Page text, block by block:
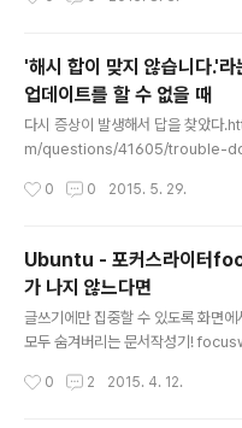
게임속 재화와 이어지는 수순은... 이
이트가 대부분이었구나.도착한 책들
기 룰 메이커국내도서저자 : 이제형,
앤선(지&선) 2015.06.29상세보기
베리 파이국내도서저자 : 에벤 업튼,
영,전우영역출판 : 지앤선(지&선)
거침없이 배우는 자바스크립트 & 제
2015.04.30상세보기 코드 품질 시
'해시 합이 맞지 않습니다.'
업데이트를 할 수 없을 때
다시 증상이 발생해서 답을 찾았
m/questions/41605/trouble-
$ apt-get clean $ rm -rf /var/
pgrade 나는 우분투의 저장소로
net'을 선호하는 편이다. 다음을 좋
상적으로 업그레이드가 되지 않아서
뒀는데, 다음과 같은 상황이 발생했
민국 서버'를 선택하고 진행한다. 변
0 0 2015. 5. 29.
Ubuntu - 포커스라이터
가 나지 않느다면
글쓰기에만 집중할 수 있도록 화면
모두 숨겨버리는 문서작성기!
법은 간단하다.출처: http://
0 2 2015. 4. 12.